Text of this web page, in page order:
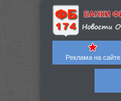
Реклама на сайте